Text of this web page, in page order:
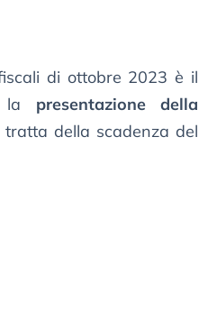
di ottobre 2023 è il
la presentazione della
della scadenza del